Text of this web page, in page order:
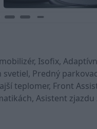
Isofix,
Predný
teplomer, Front
Asistent zjazdu